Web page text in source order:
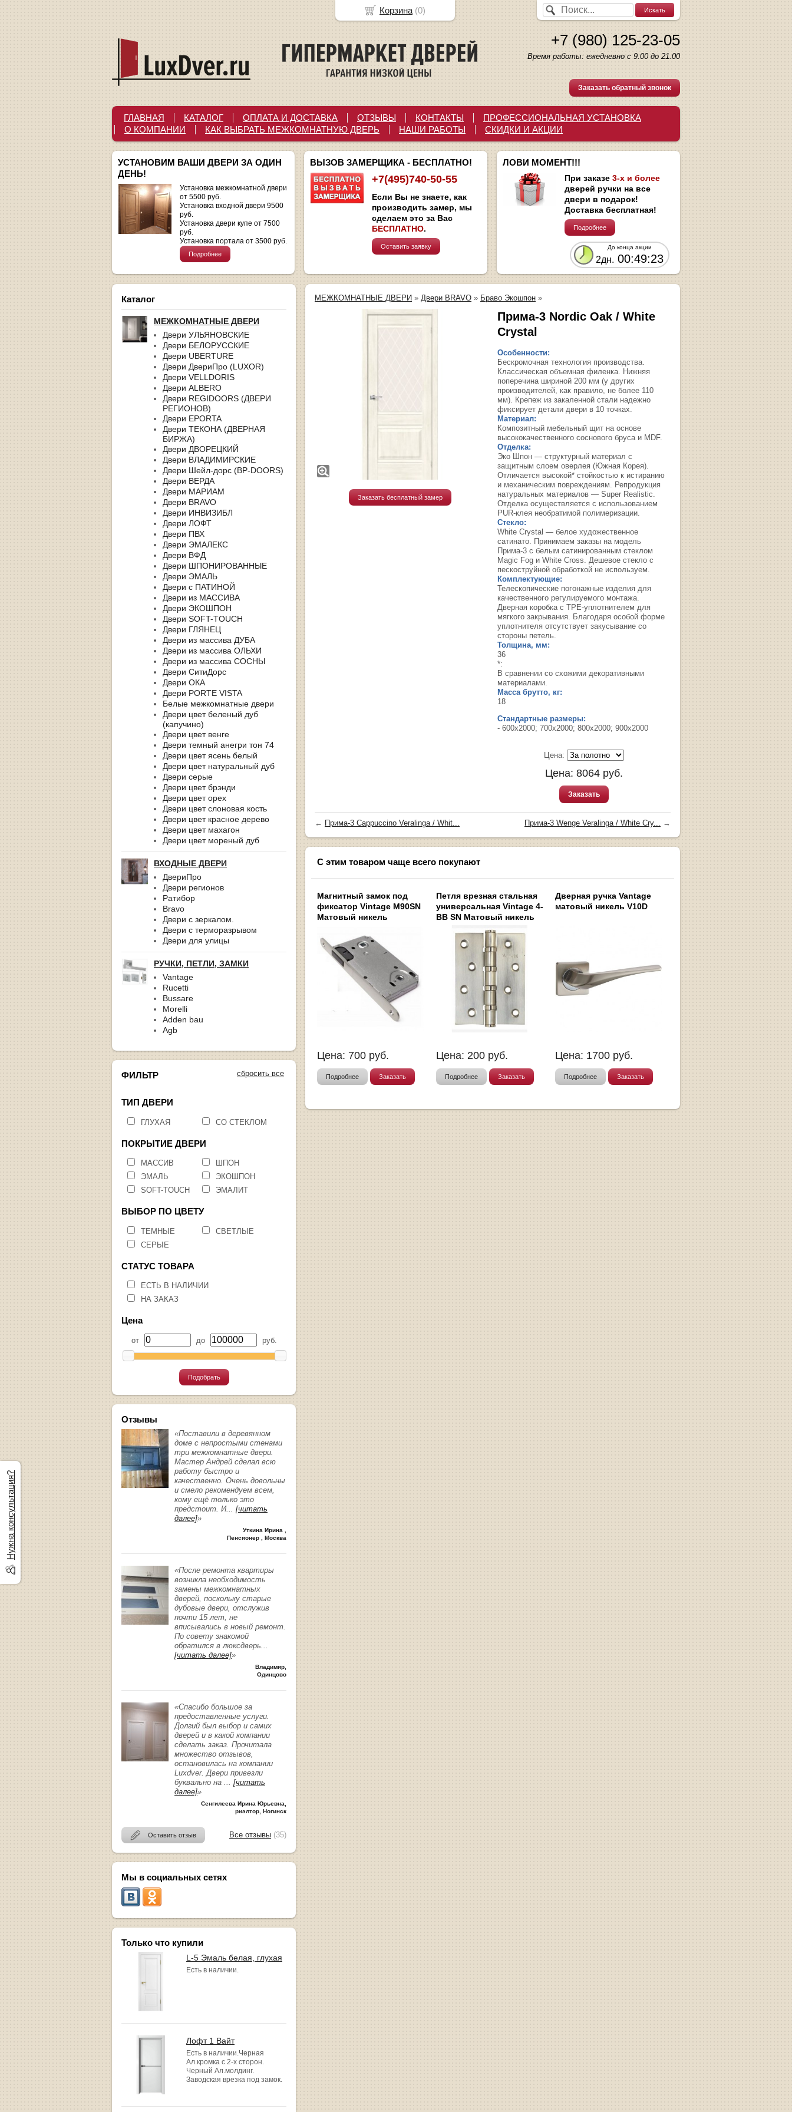
+7 (980) 125-23-05
Время работы: ежедневно с 9.00 до 21.00
Заказать обратный звонок
ГЛАВНАЯ КАТАЛОГ ОПЛАТА И ДОСТАВКА ОТЗЫВЫ КОНТАКТЫ
ПРОФЕССИОНАЛЬНАЯ УСТАНОВКА
О КОМПАНИИ
КАК ВЫБРАТЬ МЕЖКОМНАТНУЮ ДВЕРЬ НАШИ РАБОТЫ СКИДКИ И АКЦИИ
УСТАНОВИМ ВАШИ ДВЕРИ ЗА ОДИН
ДЕНЬ!
Установка межкомнатной двери
от 5500 руб.
Установка входной двери 9500
руб.
Установка двери купе от 7500
руб.
Установка портала от 3500 руб.
Подробнее
ВЫЗОВ ЗАМЕРЩИКА - БЕСПЛАТНО!
+7(495)740-50-55
Если Вы не знаете, как
производить замер, мы
сделаем это за Вас
БЕСПЛАТНО.
Оставить заявку
ЛОВИ МОМЕНТ!!!
При заказе 3-х и более
дверей ручки на все
двери в подарок!
Доставка бесплатная!
Подробнее
До конца акции
2дн. 00:49:22
Каталог
МЕЖКОМНАТНЫЕ ДВЕРИ
Двери УЛЬЯНОВСКИЕ
Двери БЕЛОРУССКИЕ
Двери UBERTURE
Двери ДвериПро (LUXOR)
Двери VELLDORIS
Двери ALBERO
Двери REGIDOORS (ДВЕРИ
РЕГИОНОВ)
Двери EPORTA
Двери ТЕКОНА (ДВЕРНАЯ
БИРЖА)
Двери ДВОРЕЦКИЙ
Двери ВЛАДИМИРСКИЕ
Двери Шейл-дорс (BP-DOORS)
Двери ВЕРДА
Двери МАРИАМ
Двери BRAVO
Двери ИНВИЗИБЛ
Двери ЛОФТ
Двери ПВХ
Двери ЭМАЛЕКС
Двери ВФД
Двери ШПОНИРОВАННЫЕ
Двери ЭМАЛЬ
Двери с ПАТИНОЙ
Двери из МАССИВА
Двери ЭКОШПОН
Двери SOFT-TOUCH
Двери ГЛЯНЕЦ
Двери из массива ДУБА
Двери из массива ОЛЬХИ
Двери из массива СОСНЫ
Двери СитиДорс
Двери ОКА
Двери PORTE VISTA
Белые межкомнатные двери
Двери цвет беленый дуб
(капучино)
Двери цвет венге
Двери темный анегри тон 74
Двери цвет ясень белый
Двери цвет натуральный дуб
Двери серые
Двери цвет брэнди
Двери цвет орех
Двери цвет слоновая кость
Двери цвет красное дерево
Двери цвет махагон
Двери цвет мореный дуб
ВХОДНЫЕ ДВЕРИ
ДвериПро
Двери регионов
Ратибор
Bravo
Двери с зеркалом.
Двери с терморазрывом
Двери для улицы
РУЧКИ, ПЕТЛИ, ЗАМКИ
Vantage
Rucetti
Bussare
Morelli
Adden bau
Agb
сбросить все
ФИЛЬТР
ТИП ДВЕРИ
ГЛУХАЯ СО СТЕКЛОМ
ПОКРЫТИЕ ДВЕРИ
МАССИВ
ШПОН
ЭМАЛЬ
ЭКОШПОН
SOFT-TOUCH
ЭМАЛИТ
ВЫБОР ПО ЦВЕТУ
ТЕМНЫЕ
СВЕТЛЫЕ
СЕРЫЕ
СТАТУС ТОВАРА
ЕСТЬ В НАЛИЧИИ
НА ЗАКАЗ
Цена
от до руб.
Подобрать
Отзывы
«Поставили в деревянном
доме с непростыми стенами
три межкомнатные двери.
Мастер Андрей сделал всю
работу быстро и
качественно. Очень довольны
и смело рекомендуем всем,
кому ещё только это
предстоит. И... [читать
далее]»
Уткина Ирина ,
Пенсионер , Москва
«После ремонта квартиры
возникла необходимость
замены межкомнатных
дверей, поскольку старые
дубовые двери, отслужив
почти 15 лет, не
вписывались в новый ремонт.
По совету знакомой
обратился в люксдверь...
[читать далее]»
Владимир,
Одинцово
«Спасибо большое за
предоставленные услуги.
Долгий был выбор и самих
дверей и в какой компании
сделать заказ. Прочитала
множество отзывов,
остановилась на компании
Luxdver. Двери привезли
буквально на ... [читать
далее]»
Сенгилеева Ирина Юрьевна,
риэлтор, Ногинск
Оставить отзыв Все отзывы (35)
Мы в социальных сетях
Только что купили
L-5 Эмаль белая, глухая
Есть в наличии.
Лофт 1 Вайт
Есть в наличии.Черная
Ал.кромка с 2-х сторон.
Черный Ал.молдинг.
Заводская врезка под замок.
МЕЖКОМНАТНЫЕ ДВЕРИ » Двери BRAVO » Браво Экошпон »
Заказать бесплатный замер
Прима-3 Nordic Oak / White
Сrystal
Особенности:
Бескромочная технология производства.
Классическая объемная филенка. Нижняя
поперечина шириной 200 мм (у других
производителей, как правило, не более 110
мм). Крепеж из закаленной стали надежно
фиксирует детали двери в 10 точках.
Материал:
Композитный мебельный щит на основе
высококачественного соснового бруса и MDF.
Отделка:
Эко Шпон — структурный материал с
защитным слоем оверлея (Южная Корея).
Отличается высокой* стойкостью к истиранию
и механическим повреждениям. Репродукция
натуральных материалов — Super Realistic.
Отделка осуществляется с использованием
PUR-клея необратимой полимеризации.
Стекло:
White Сrystal — белое художественное
сатинато. Принимаем заказы на модель
Прима-3 с белым сатинированным стеклом
Magic Fog и White Cross. Дешевое стекло с
пескоструйной обработкой не используем.
Комплектующие:
Телескопические погонажные изделия для
качественного регулируемого монтажа.
Дверная коробка с TPE-уплотнителем для
мягкого закрывания. Благодаря особой форме
уплотнителя отсутствует закусывание со
стороны петель.
Толщина, мм:
36
*:
В сравнении со схожими декоративными
материалами.
Масса брутто, кг:
18
Стандартные размеры:
- 600х2000; 700х2000; 800х2000; 900х2000
Цена:
Цена: 8064 руб.
Заказать
← Прима-3 Cappuccino Veralinga / Whit... Прима-3 Wenge Veralinga / White Сry... →
С этим товаром чаще всего покупают
Магнитный замок под
фиксатор Vintage M90SN
Матовый никель
Цена: 700 руб.
Подробнее Заказать
Петля врезная стальная
универсальная Vintage 4-
BB SN Матовый никель
Цена: 200 руб.
Подробнее Заказать
Дверная ручка Vantage
матовый никель V10D
Цена: 1700 руб.
Подробнее Заказать
Нужна консультация?
Корзина (0)